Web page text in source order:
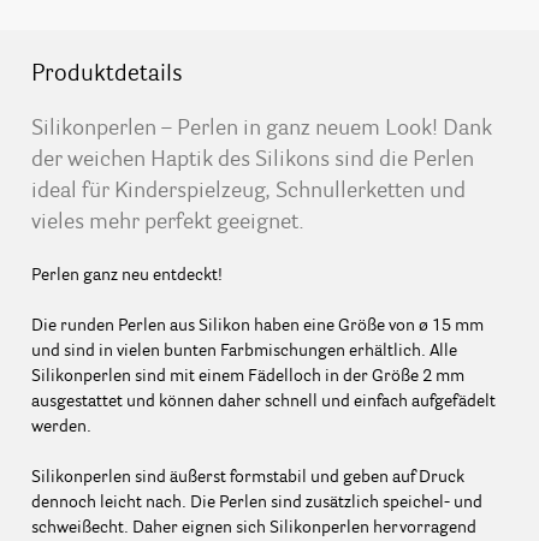
Produktdetails
Silikonperlen – Perlen in ganz neuem Look! Dank
der weichen Haptik des Silikons sind die Perlen
ideal für Kinderspielzeug, Schnullerketten und
vieles mehr perfekt geeignet.
Perlen ganz neu entdeckt!
Die runden Perlen aus Silikon haben eine Größe von ø 15 mm
und sind in vielen bunten Farbmischungen erhältlich. Alle
Silikonperlen sind mit einem Fädelloch in der Größe 2 mm
ausgestattet und können daher schnell und einfach aufgefädelt
werden.
Silikonperlen sind äußerst formstabil und geben auf Druck
dennoch leicht nach. Die Perlen sind zusätzlich speichel- und
schweißecht. Daher eignen sich Silikonperlen hervorragend